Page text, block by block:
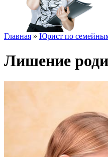
Главная » Юрист по
Лишение